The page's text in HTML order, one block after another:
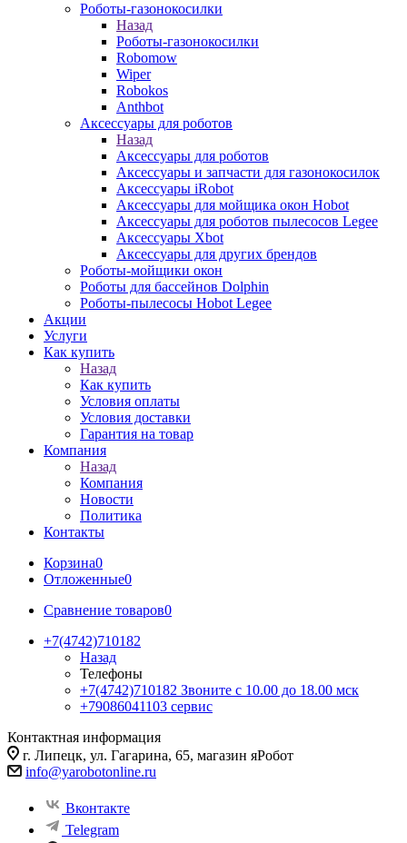
Роботы-газонокосилки
Назад
Роботы-газонокосилки
Robomow
Wiper
Robokos
Anthbot
Аксессуары для роботов
Назад
Аксессуары для роботов
Аксессуары и запчасти для газонокосилок
Аксессуары iRobot
Аксессуары для мойщика окон Hobot
Аксессуары для роботов пылесосов Legee
Аксессуары Xbot
Аксессуары для других брендов
Роботы-мойщики окон
Роботы для бассейнов Dolphin
Роботы-пылесосы Hobot Legee
Акции
Услуги
Как купить
Назад
Как купить
Условия оплаты
Условия доставки
Гарантия на товар
Компания
Назад
Компания
Новости
Политика
Контакты
Корзина0
Отложенные0
Сравнение товаров0
+7(4742)710182
Назад
Телефоны
+7(4742)710182 Звоните с 10.00 до 18.00 мск
+79086041103 сервис
Контактная информация
г. Липецк, ул. Гагарина, 65, магазин яРобот
info@yarobotonline.ru
Вконтакте
Telegram